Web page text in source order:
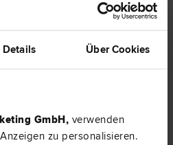
Details Über Cookies
GmbH, verwenden
zu personalisieren.